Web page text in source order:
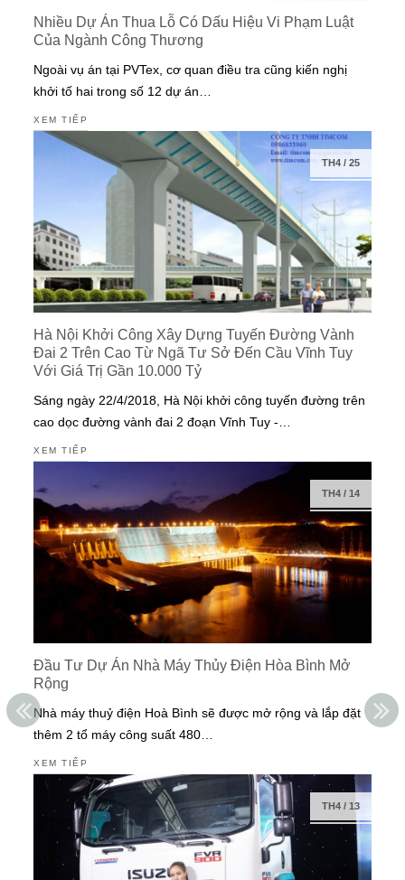
Nhiều Dự Án Thua Lỗ Có Dấu Hiệu Vi Phạm Luật
Của Ngành Công Thương
Ngoài vụ án tại PVTex, cơ quan điều tra cũng kiến nghị
khởi tố hai trong số 12 dự án…
XEM TIẾP
TH4/ 25
Hà Nội Khởi Công Xây Dựng Tuyến Đường Vành
Đai 2 Trên Cao Từ Ngã Tư Sở Đến Cầu Vĩnh Tuy
Với Giá Trị Gần 10.000 Tỷ
Sáng ngày 22/4/2018, Hà Nội khởi công tuyến đường trên
cao dọc đường vành đai 2 đoạn Vĩnh Tuy -…
XEM TIẾP
TH4/ 14
Đầu Tư Dự Án Nhà Máy Thủy Điện Hòa Bình Mở
Rộng
Nhà máy thuỷ điện Hoà Bình sẽ được mở rộng và lắp đặt
thêm 2 tổ máy công suất 480…
XEM TIẾP
TH4/ 13